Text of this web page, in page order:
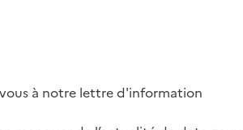
à notre lettre d'information